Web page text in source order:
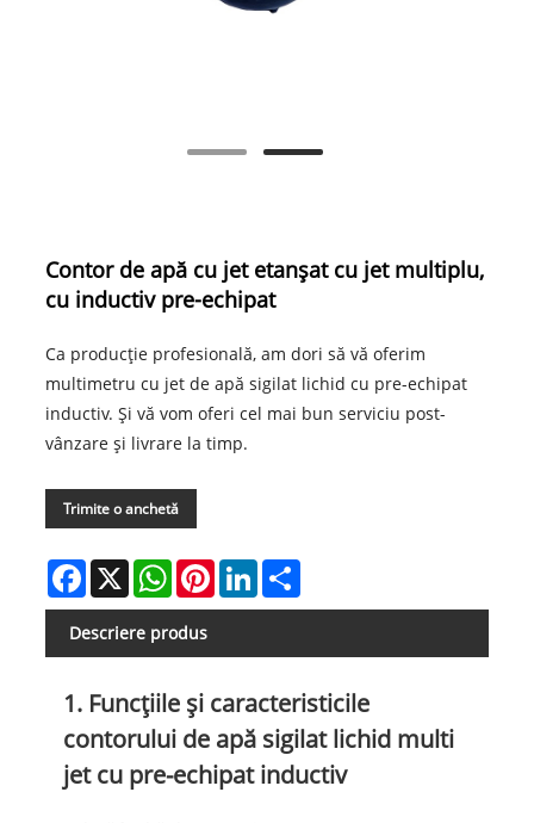
Contor de apă cu jet etanșat cu jet multiplu,
cu inductiv pre-echipat
Ca producție profesională, am dori să vă oferim
multimetru cu jet de apă sigilat lichid cu pre-echipat
inductiv. Și vă vom oferi cel mai bun serviciu post-
vânzare și livrare la timp.
Trimite o anchetă
Facebook
X WhatsAppPinterestLinkedInShare
Descriere produs
1. Funcțiile și caracteristicile
contorului de apă sigilat lichid multi
jet cu pre-echipat inductiv